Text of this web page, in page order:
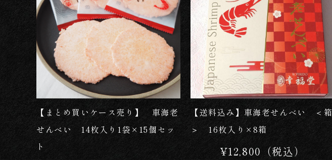
【まとめ買いケース売り】 車海老
せんべい 14枚入り1袋×15個セッ
ト
【送料込み】車海老せんべい ＜箱
＞ 16枚入り×8箱
¥12,800（税込）